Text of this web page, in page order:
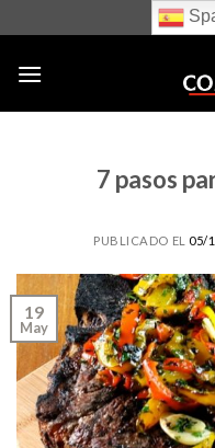
to
content
7 pasos
PUBLICADO EL 05/
19
May